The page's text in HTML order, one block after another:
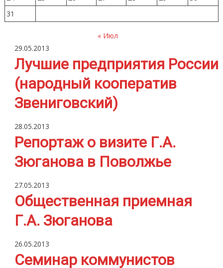
31
« Июл
29.05.2013
Лучшие предприятия России
(народный кооператив
Звениговский)
28.05.2013
Репортаж о визите Г.А.
Зюганова в Поволжье
27.05.2013
Общественная приемная
Г.А. Зюганова
26.05.2013
Семинар коммунистов